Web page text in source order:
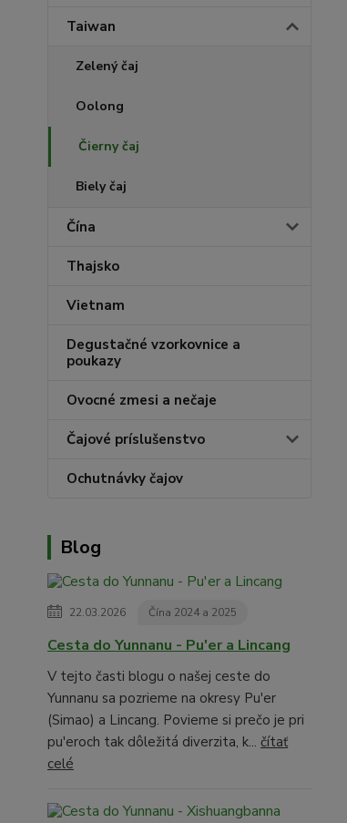
Taiwan
Zelený čaj
Oolong
Čierny čaj
Biely čaj
Čína
Thajsko
Vietnam
Degustačné vzorkovnice a
poukazy
Ovocné zmesi a nečaje
Čajové príslušenstvo
Ochutnávky čajov
Blog
22.03.2026 Čína 2024 a 2025
Cesta do Yunnanu - Pu'er a Lincang
V tejto časti blogu o našej ceste do
Yunnanu sa pozrieme na okresy Pu'er
(Simao) a Lincang. Povieme si prečo je pri
pu'eroch tak dôležitá diverzita, k... čítať
celé